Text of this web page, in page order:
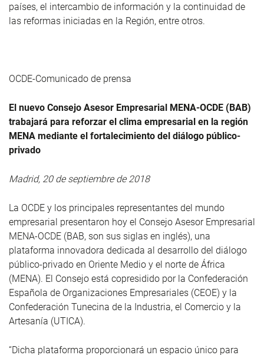
países, el intercambio de información y la continuidad de
las reformas iniciadas en la Región, entre otros.
OCDE-Comunicado de prensa
El nuevo Consejo Asesor Empresarial MENA-OCDE (BAB)
trabajará para reforzar el clima empresarial en la región
MENA mediante el fortalecimiento del diálogo público-
privado
Madrid, 20 de septiembre de 2018
La OCDE y los principales representantes del mundo
empresarial presentaron hoy el Consejo Asesor Empresarial
MENA-OCDE (BAB, son sus siglas en inglés), una
plataforma innovadora dedicada al desarrollo del diálogo
público-privado en Oriente Medio y el norte de África
(MENA). El Consejo está copresidido por la Confederación
Española de Organizaciones Empresariales (CEOE) y la
Confederación Tunecina de la Industria, el Comercio y la
Artesanía (UTICA).
“Dicha plataforma proporcionará un espacio único para